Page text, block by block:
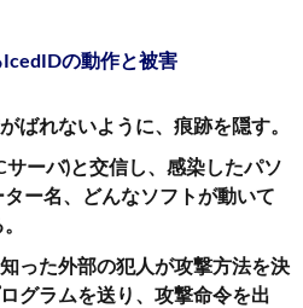
の動作と被害
ばれないように、痕跡を隠す。
ーバ)と交信し、感染したパソ
ー名、どんなソフトが動いて
った外部の犯人が攻撃方法を決
グラムを送り、攻撃命令を出